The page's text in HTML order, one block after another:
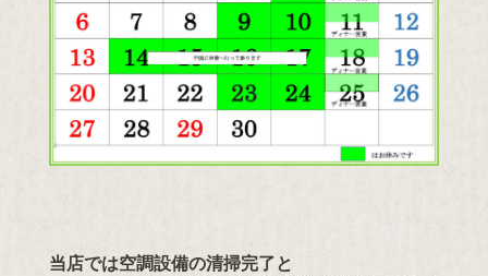
当店では空調設備の清掃完了と